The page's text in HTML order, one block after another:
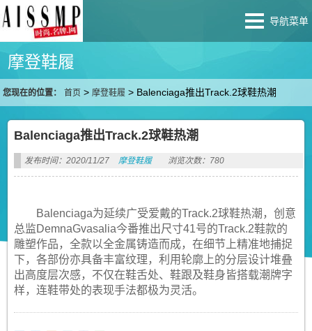
导航菜单
摩登鞋履
您现在的位置： 首页 >摩登鞋履 > Balenciaga推出Track.2球鞋热潮
Balenciaga推出Track.2球鞋热潮
发布时间：2020/11/27 摩登鞋履 浏览次数：780
Balenciaga为延续广受爱戴的Track.2球鞋热潮，创意
总监DemnaGvasalia今番推出尺寸41号的Track.2鞋款的
雕塑作品，全款以全金属铸造而成，在细节上精准地捕捉
下，各部份亦具备丰富纹理，利用轮廓上的分层设计堆叠
出高度层次感，不仅在鞋舌处、鞋跟及鞋身皆搭载潮牌字
样，连鞋带处的表现手法都极为灵活。